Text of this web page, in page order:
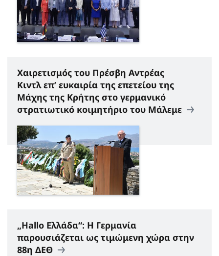
Χαιρετισμός του Πρέσβη Αντρέας
Κιντλ επ’ ευκαιρία της επετείου της
Μάχης της Κρήτης στο γερμανικό
στρατιωτικό κοιμητήριο του Μάλεμε
„Hallo Ελλάδα“: H Γερμανία
παρουσιάζεται ως τιμώμενη χώρα στην
88η ΔΕΘ